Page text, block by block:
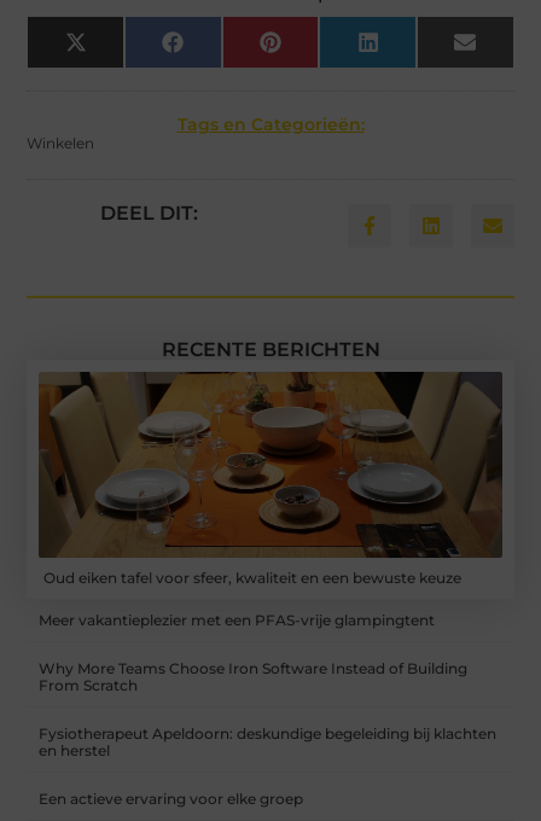
X
(Twitter)
Facebook Pinterest LinkedIn Email
Tags en Categorieën:
Winkelen
DEEL DIT:
RECENTE BERICHTEN
Oud eiken tafel voor sfeer, kwaliteit en een bewuste keuze
Meer vakantieplezier met een PFAS-vrije glampingtent
Why More Teams Choose Iron Software Instead of Building
From Scratch
Fysiotherapeut Apeldoorn: deskundige begeleiding bij klachten
en herstel
Een actieve ervaring voor elke groep